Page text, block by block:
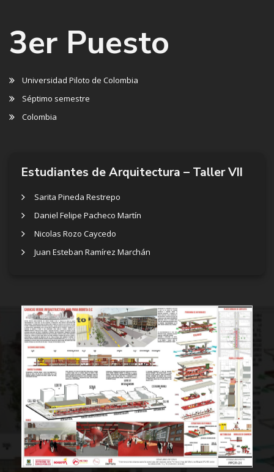
3er Puesto
Universidad Piloto de Colombia
Séptimo semestre
Colombia
Estudiantes de Arquitectura – Taller VII
Sarita Pineda Restrepo
Daniel Felipe Pacheco Martín
Nicolas Rozo Caycedo
Juan Esteban Ramírez Marchán